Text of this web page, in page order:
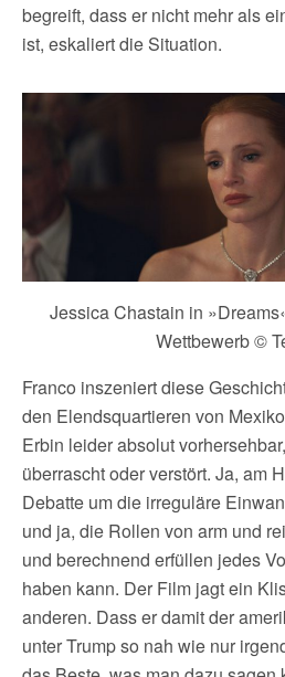
begreift, dass er nicht mehr als
ist, eskaliert die Situation.
Jessica Chastain in
Wettbewerb ©
Franco inszeniert diese
den Elendsquartieren von
Erbin leider absolut
überrascht oder verstört. Ja, am
Debatte um die irreguläre
und ja, die Rollen von arm und
und berechnend erfüllen jedes
haben kann. Der Film jagt ein
anderen. Dass er damit der
unter Trump so nah wie nur